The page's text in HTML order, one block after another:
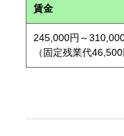
賃金
245,000円～
（固定残業代